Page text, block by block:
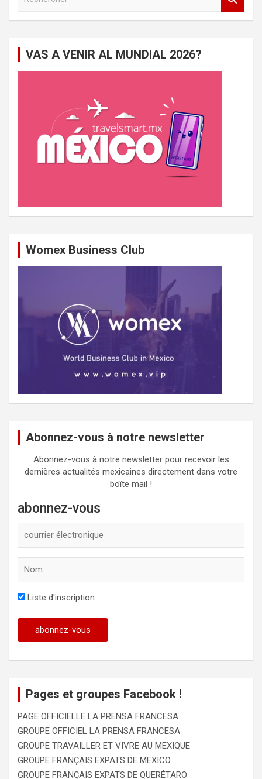
c
VAS A VENIR AL MUNDIAL 2026?
Womex Business Club
Abonnez-vous à notre newsletter
Abonnez-vous à notre newsletter pour recevoir les
dernières actualités mexicaines directement dans votre
boîte mail !
abonnez-vous
Liste d'inscription
Pages et groupes Facebook !
PAGE OFFICIELLE LA PRENSA FRANCESA
GROUPE OFFICIEL LA PRENSA FRANCESA
GROUPE TRAVAILLER ET VIVRE AU MEXIQUE
GROUPE FRANÇAIS EXPATS DE MEXICO
GROUPE FRANÇAIS EXPATS DE QUERÉTARO